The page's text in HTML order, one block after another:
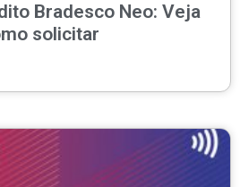
Bradesco Neo: Veja
solicitar